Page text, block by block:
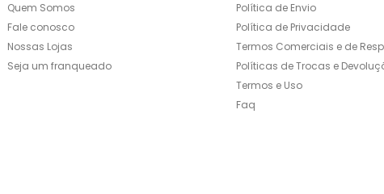
Quem Somos
Fale conosco
Nossas Lojas
Seja um franqueado
Política de Envio
Política de Privacidade
Termos Comerciais e de
Políticas de Trocas e
Termos e Uso
Faq